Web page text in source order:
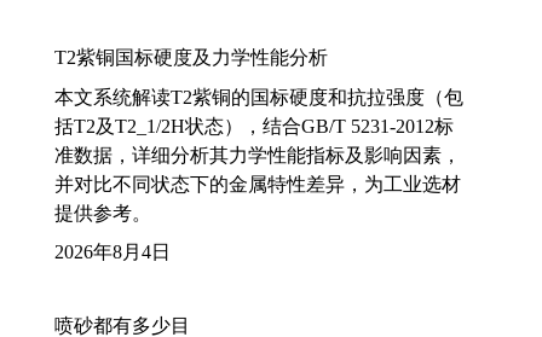
T2紫铜国标硬度及力学性能分析
本文系统解读T2紫铜的国标硬度和抗拉强度（包
括T2及T2_1/2H状态），结合GB/T 5231-2012标
准数据，详细分析其力学性能指标及影响因素，
并对比不同状态下的金属特性差异，为工业选材
提供参考。
2026年8月4日
喷砂都有多少目